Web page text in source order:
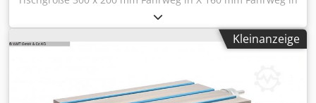
Y 240 mm Bauhöhe 141 mm - Spindelsteigung 4 mm (4 mm
Weg pro Handradumdrehung) - drehbar um 340° Dsdpfsxf
Uxiex Akbekr - Schwalbenschwanzführung - 2x T-Nuten in
Kleinanzeige